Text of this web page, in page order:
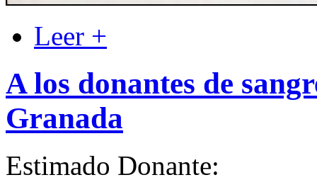
Leer +
A los donantes de
Granada
Estimado Donante: